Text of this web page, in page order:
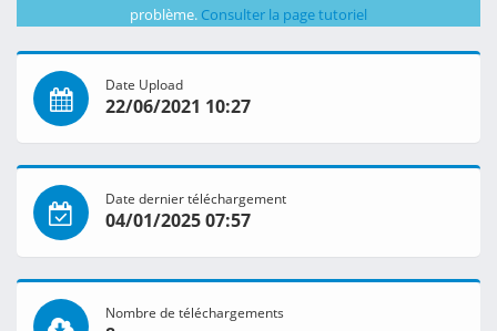
problème. Consulter la page tutoriel
Date Upload
22/06/2021 10:27
Date dernier téléchargement
04/01/2025 07:57
Nombre de téléchargements